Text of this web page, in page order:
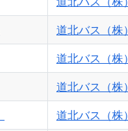
道北バス（株）
道北バス（株）
道北バス（株）
道北バス（株）